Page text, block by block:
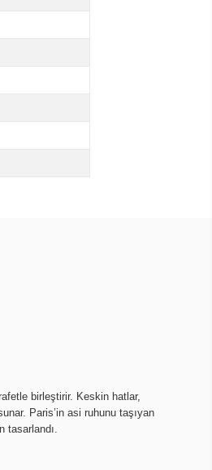
birleştirir. Keskin hatlar,
Paris’in asi ruhunu taşıyan